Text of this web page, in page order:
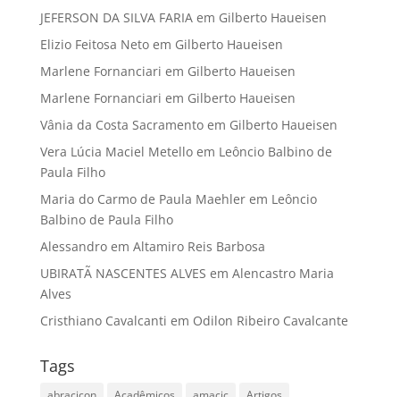
JEFERSON DA SILVA FARIAem Gilberto Haueisen
Elizio Feitosa Netoem Gilberto Haueisen
Marlene Fornanciari em Gilberto Haueisen
Marlene Fornanciari em Gilberto Haueisen
Vânia da Costa Sacramentoem Gilberto Haueisen
Vera Lúcia Maciel Metelloem Leôncio Balbino de
Paula Filho
Maria do Carmo de Paula Maehlerem Leôncio
Balbino de Paula Filho
Alessandroem Altamiro Reis Barbosa
UBIRATÃ NASCENTES ALVES em Alencastro Maria
Alves
Cristhiano Cavalcanti em Odilon Ribeiro Cavalcante
Tags